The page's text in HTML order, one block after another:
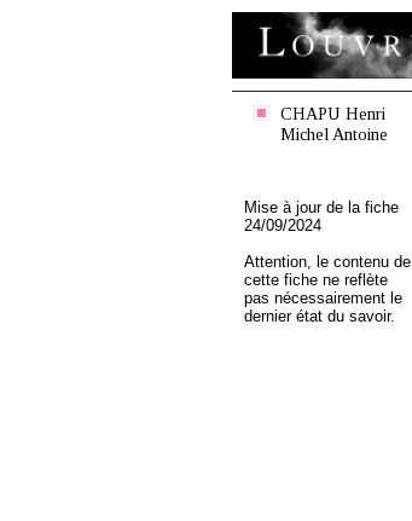
CHAPU Henri
Michel Antoine
Mise à jour de la fiche
24/09/2024
Attention, le contenu de
cette fiche ne reflète
pas nécessairement le
dernier état du savoir.